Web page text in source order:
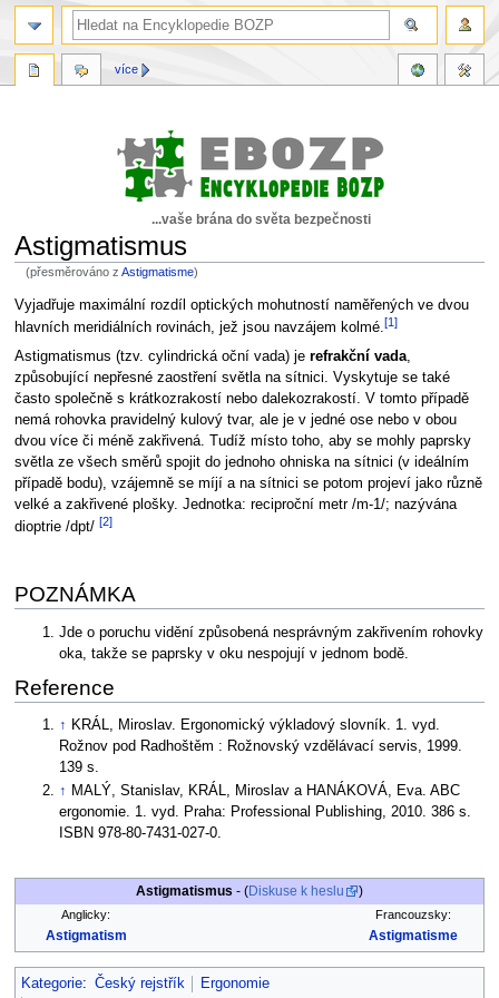
...vaše brána do světa bezpečnosti
Astigmatismus
(přesměrováno zAstigmatisme)
Skočit
na
navigaci
Skočit
na
vyhledávání
Vyjadřuje maximální rozdíl optických mohutností naměřených ve dvou
hlavních meridiálních rovinách, jež jsou navzájem kolmé.[1]
Astigmatismus (tzv. cylindrická oční vada) je refrakční vada,
způsobující nepřesné zaostření světla na sítnici. Vyskytuje se také
často společně s krátkozrakostí nebo dalekozrakostí. V tomto případě
nemá rohovka pravidelný kulový tvar, ale je v jedné ose nebo v obou
dvou více či méně zakřivená. Tudíž místo toho, aby se mohly paprsky
světla ze všech směrů spojit do jednoho ohniska na sítnici (v ideálním
případě bodu), vzájemně se míjí a na sítnici se potom projeví jako různě
velké a zakřivené plošky. Jednotka: reciproční metr /m-1/; nazývána
dioptrie /dpt/ [2]
POZNÁMKA
Jde o poruchu vidění způsobená nesprávným zakřivením rohovky
oka, takže se paprsky v oku nespojují v jednom bodě.
Reference
↑ KRÁL, Miroslav. Ergonomický výkladový slovník. 1. vyd.
Rožnov pod Radhoštěm : Rožnovský vzdělávací servis, 1999.
139 s.
↑ MALÝ, Stanislav, KRÁL, Miroslav a HANÁKOVÁ, Eva. ABC
ergonomie. 1. vyd. Praha: Professional Publishing, 2010. 386 s.
ISBN 978-80-7431-027-0.
Astigmatismus - (Diskuse k heslu )
Anglicky: Francouzsky:
Astigmatism Astigmatisme
Kategorie: Český rejstřík
Ergonomie
více